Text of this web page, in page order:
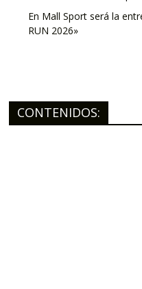
En Mall Sport será la
RUN 2026»
CONTENIDOS: